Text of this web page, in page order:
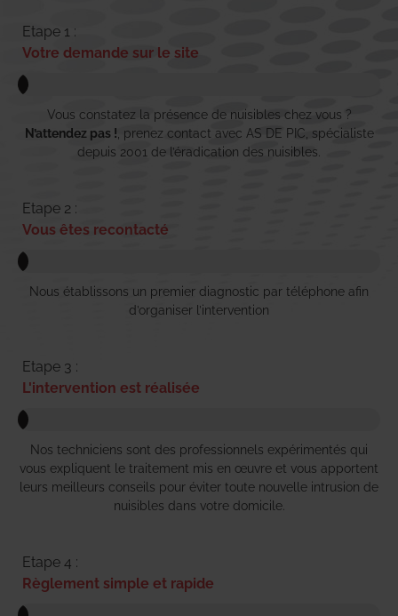
Etape 1 :
Votre demande sur le site
Vous constatez la présence de nuisibles chez vous ?
N’attendez pas ! , prenez contact avec AS DE PIC, spécialiste
depuis 2001 de l’éradication des nuisibles.
Etape 2 :
Vous êtes recontacté
Nous établissons un premier diagnostic par téléphone afin
d’organiser l’intervention
Etape 3 :
L'intervention est réalisée
Nos techniciens sont des professionnels expérimentés qui
vous expliquent le traitement mis en œuvre et vous apportent
leurs meilleurs conseils pour éviter toute nouvelle intrusion de
nuisibles dans votre domicile.
Etape 4 :
Règlement simple et rapide